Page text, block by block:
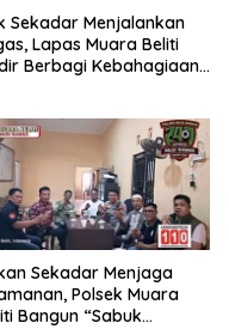
Sekadar Menjalankan
Lapas Muara Beliti
Berbagi Kebahagiaan
Sekadar Menjaga
Polsek Muara
Bangun “Sabuk